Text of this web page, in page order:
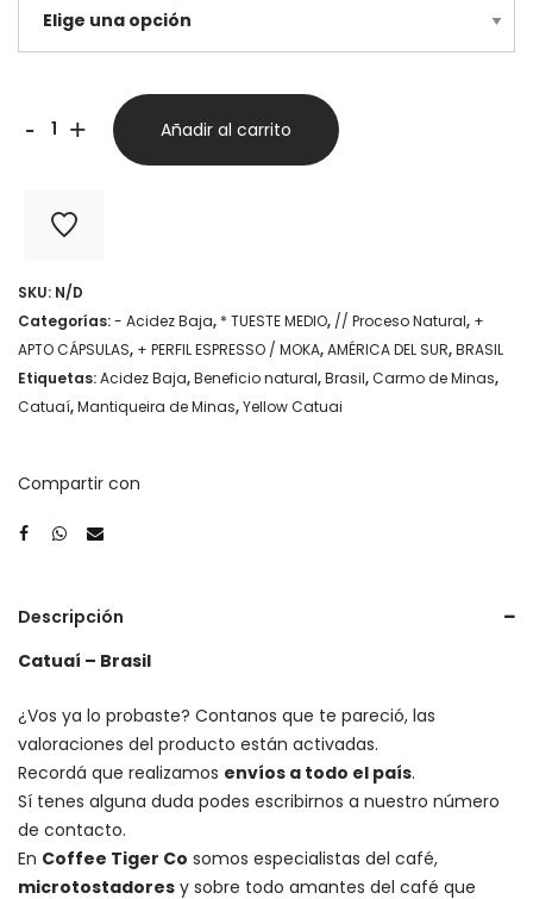
-
Coffee
Co
cantidad
+ Añadir al carrito
SKU: N/D
Categorías:- Acidez Baja, * TUESTE MEDIO, // Proceso Natural, +
APTO CÁPSULAS, + PERFIL ESPRESSO / MOKA,AMÉRICA DEL SUR,BRASIL
Etiquetas:Acidez Baja,Beneficio natural,Brasil,Carmo de Minas,
Catuaí,Mantiqueira de Minas,Yellow Catuai
Compartir con
Descripción
Catuaí – Brasil
¿Vos ya lo probaste? Contanos que te pareció, las
valoraciones del producto están activadas.
Recordá que realizamos envíos a todo el país.
Sí tenes alguna duda podes escribirnos a nuestro número
de contacto.
En Coffee Tiger Co somos especialistas del café,
microtostadores y sobre todo amantes del café que